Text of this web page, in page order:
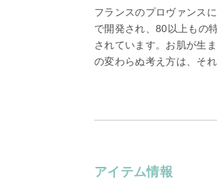
フランスのプロヴァンス
で開発され、80以上もの
されています。お肌が生
の変わらぬ考え方は、そ
アイテム情報